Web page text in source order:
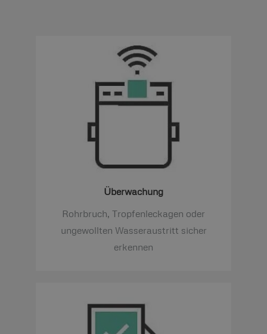
Überwachung
Rohrbruch, Tropfenleckagen oder
ungewollten Wasseraustritt sicher
erkennen